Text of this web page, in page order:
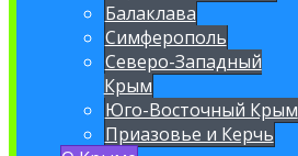
Балаклава
Симферополь
Северо-Западный
Крым
Юго-Восточный Крым
Приазовье и Керчь